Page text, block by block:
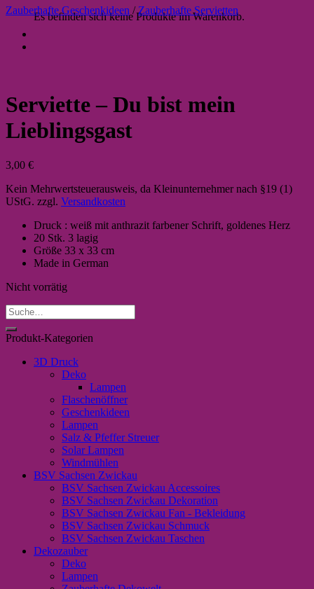
Es befinden sich keine Produkte im Warenkorb.
Zauberhafte Geschenkideen / Zauberhafte Servietten
Serviette – Du bist mein
Lieblingsgast
3,00 €
Kein Mehrwertsteuerausweis, da Kleinunternehmer nach §19 (1)
UStG. zzgl. Versandkosten
Druck : weiß mit anthrazit farbener Schrift, goldenes Herz
20 Stk. 3 lagig
Größe 33 x 33 cm
Made in German
Nicht vorrätig
Suche
nach:
Produkt-Kategorien
3D Druck
Deko
Lampen
Flaschenöffner
Geschenkideen
Lampen
Salz & Pfeffer Streuer
Solar Lampen
Windmühlen
BSV Sachsen Zwickau
BSV Sachsen Zwickau Accessoires
BSV Sachsen Zwickau Dekoration
BSV Sachsen Zwickau Fan - Bekleidung
BSV Sachsen Zwickau Schmuck
BSV Sachsen Zwickau Taschen
Dekozauber
Deko
Lampen